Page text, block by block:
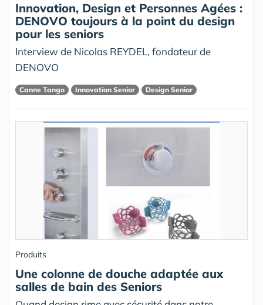
Innovation, Design et Personnes Agées :
DENOVO toujours à la point du design
pour les seniors
Interview de Nicolas REYDEL, fondateur de
DENOVO
Canne Tango Innovation Senior Design Senior
Produits
Une colonne de douche adaptée aux
salles de bain des Seniors